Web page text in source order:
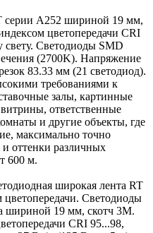
серии A252 шириной 19 мм,
цветопередачи CRI
свету. Светодиоды SMD
(2700K). Напряжение
83.33 мм (21 светодиод).
требованиями к
залы, картинные
ответственные
и другие объекты, где
максимально точно
оттенки различных
600 м.
широкая лента RT
Светодиоды
шириной 19 мм, скотч 3М.
CRI 95...98,